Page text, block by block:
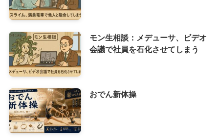
モン生相談：メデューサ、ビデオ
会議で社員を石化させてしまう
おでん新体操